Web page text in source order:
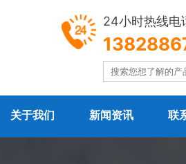
24小时热线电
关于我们 新闻资讯 联